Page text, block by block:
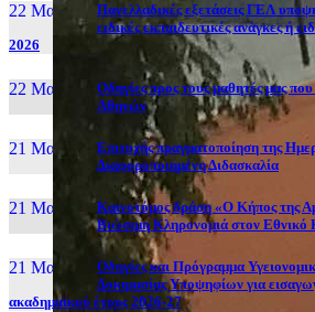
22 Μαι, 26
Πανελλαδικές εξετάσεις ΓΕΛ
ειδικές εκπαιδευτικές ανάγκες ή
2026
22 Μαι, 26
Οδηγίες προς τους μαθητές μας
Αθηνών
21 Μαι, 26
Επιτυχής πραγματοποίηση της
Διαφοροποιημένη Διδασκαλία
21 Μαι, 26
Καινοτόμος δράση «Ο Κήπος της
Βιώσιμη Κληρονομιά στον Εθνικό
21 Μαι, 26
Οδηγίες και Πρόγραμμα
Δοκιμασίας Υποψηφίων για
ακαδημαϊκού έτους 2026-27